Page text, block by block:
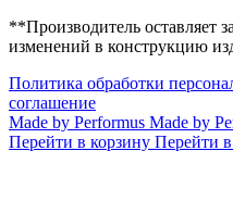
**Производитель оставляет
изменений в конструкцию
Политика обработки
соглашение
Made by Performus Made by
Перейти в корзину Перейти